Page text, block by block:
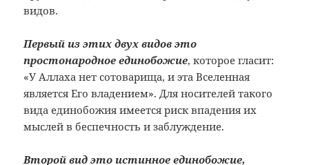
видов.
Первый из этих двух видов это
простонародное единобожие, которое гласит:
«У Аллаха нет сотоварища, и эта Вселенная
является Его владением». Для носителей такого
вида единобожия имеется риск впадения их
мыслей в беспечность и заблуждение.
Второй вид это истинное единобожие,